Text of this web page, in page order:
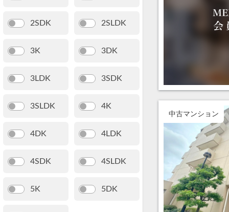
2SDK 2SLDK
3K 3DK
3LDK 3SDK
3SLDK 4K
4DK 4LDK
4SDK 4SLDK
5K 5DK
中古マンション